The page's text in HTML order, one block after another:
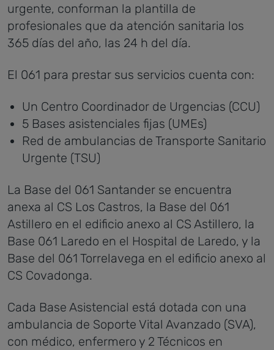
urgente, conforman la plantilla de
profesionales que da atención sanitaria los
365 días del año, las 24 h del día.
El 061 para prestar sus servicios cuenta con:
Un Centro Coordinador de Urgencias (CCU)
5 Bases asistenciales fijas (UMEs)
Red de ambulancias de Transporte Sanitario
Urgente (TSU)
La Base del 061 Santander se encuentra
anexa al CS Los Castros, la Base del 061
Astillero en el edificio anexo al CS Astillero, la
Base 061 Laredo en el Hospital de Laredo, y la
Base del 061 Torrelavega en el edificio anexo al
CS Covadonga.
Cada Base Asistencial está dotada con una
ambulancia de Soporte Vital Avanzado (SVA),
con médico, enfermero y 2 Técnicos en